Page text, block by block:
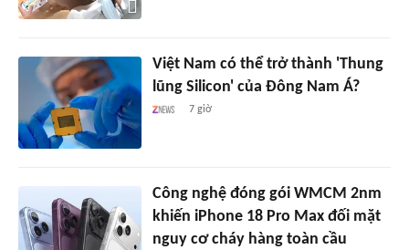
Việt Nam có thể trở thành 'Thung
lũng Silicon' của Đông Nam Á?
7 giờ
Công nghệ đóng gói WMCM 2nm
khiến iPhone 18 Pro Max đối mặt
nguy cơ cháy hàng toàn cầu